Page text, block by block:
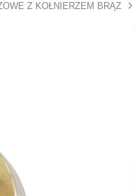
Z KOŁNIERZEM BRĄZ